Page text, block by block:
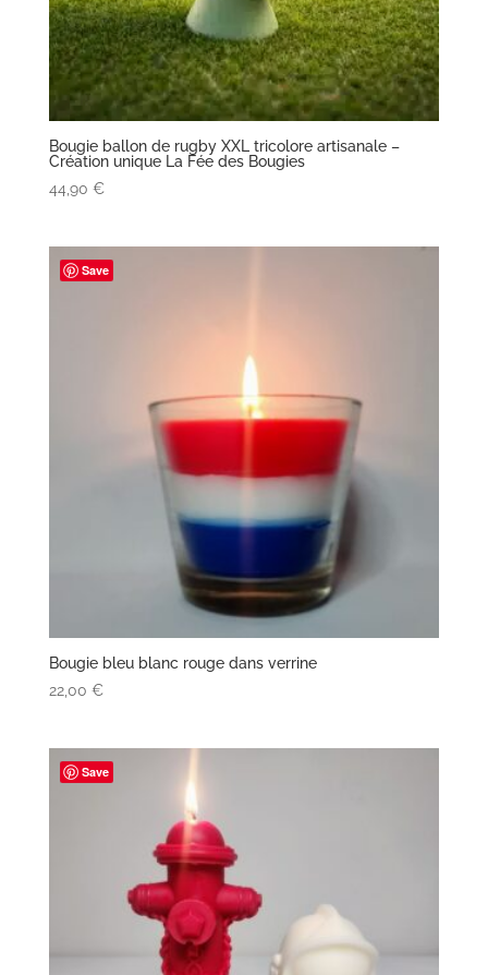
Bougie ballon de rugby XXL tricolore artisanale –
Création unique La Fée des Bougies
44,90 €
Save
Bougie bleu blanc rouge dans verrine
22,00 €
Save